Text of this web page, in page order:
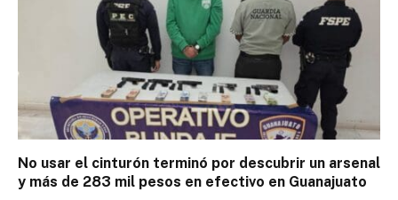
No usar el cinturón terminó por descubrir un arsenal
y más de 283 mil pesos en efectivo en Guanajuato